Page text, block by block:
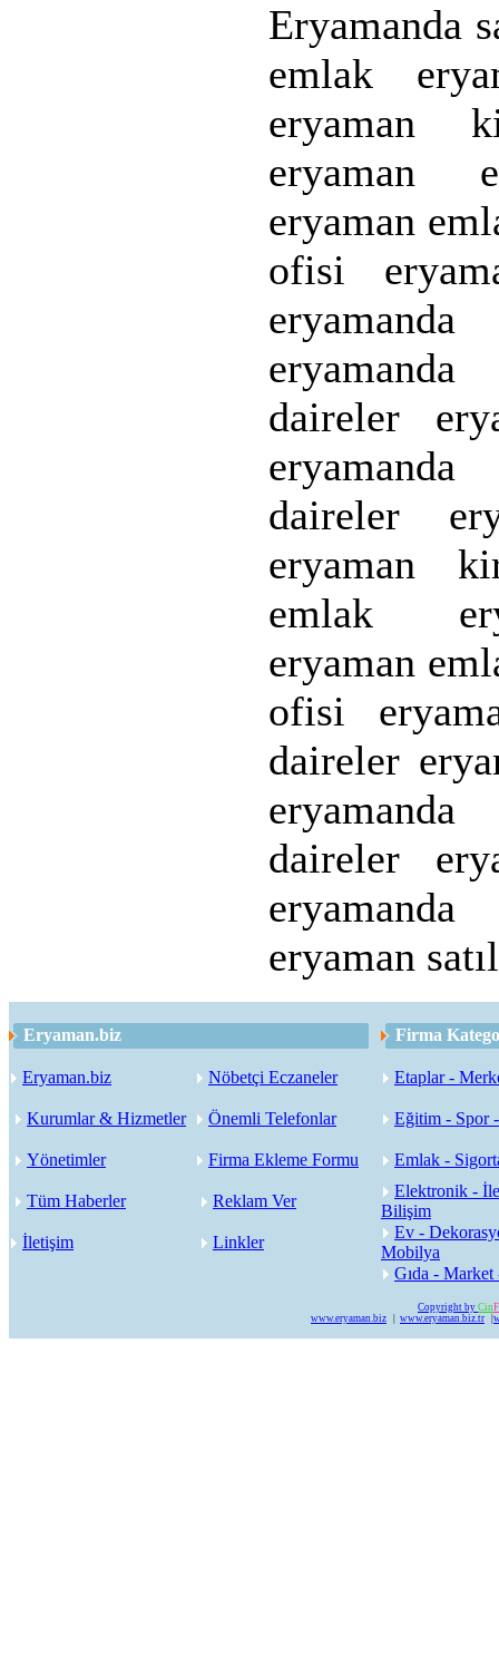
Eryamanda
emlak
eryaman
eryaman
eryaman
ofisi
daireler
eryamanda
daireler
eryaman
emlak
eryaman
ofisi
daireler
daireler
eryaman
Eryaman.biz Firma
Eryaman.biz Nöbetçi Eczaneler Etaplar -
Kurumlar & Hizmetler Önemli Telefonlar Eğitim - Spor
Yönetimler Firma Ekleme Formu Emlak -
Tüm Haberler Reklam Ver
Elektronik -
Bilişim
İletişim
Linkler
Ev -
Mobilya
Gıda - Market
Copyright by Cin
www.eryaman.biz
www.eryaman.biz.tr